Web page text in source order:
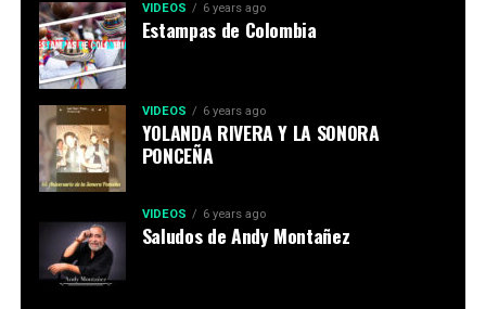
VIDEOS 6 years ago
Estampas de Colombia
VIDEOS 6 years ago
YOLANDA RIVERA Y LA SONORA
PONCEÑA
VIDEOS 6 years ago
Saludos de Andy Montañez